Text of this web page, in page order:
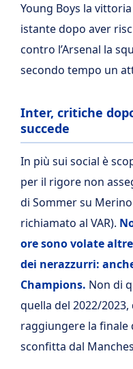
Young Boys la
istante dopo aver
contro l’Arsenal la
secondo tempo un
Inter, critiche
succede
In più sui social è
per il rigore non
di Sommer su
richiamato al VAR).
ore sono volate
dei nerazzurri:
Champions. Non di
quella del 2022/
raggiungere la finale
sconfitta dal